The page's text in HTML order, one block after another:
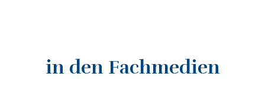
in den Fachmedien